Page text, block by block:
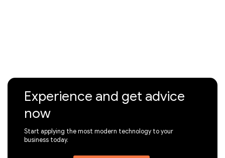
Experience and get advice
now
Start applying the most modern technology to your
business today.